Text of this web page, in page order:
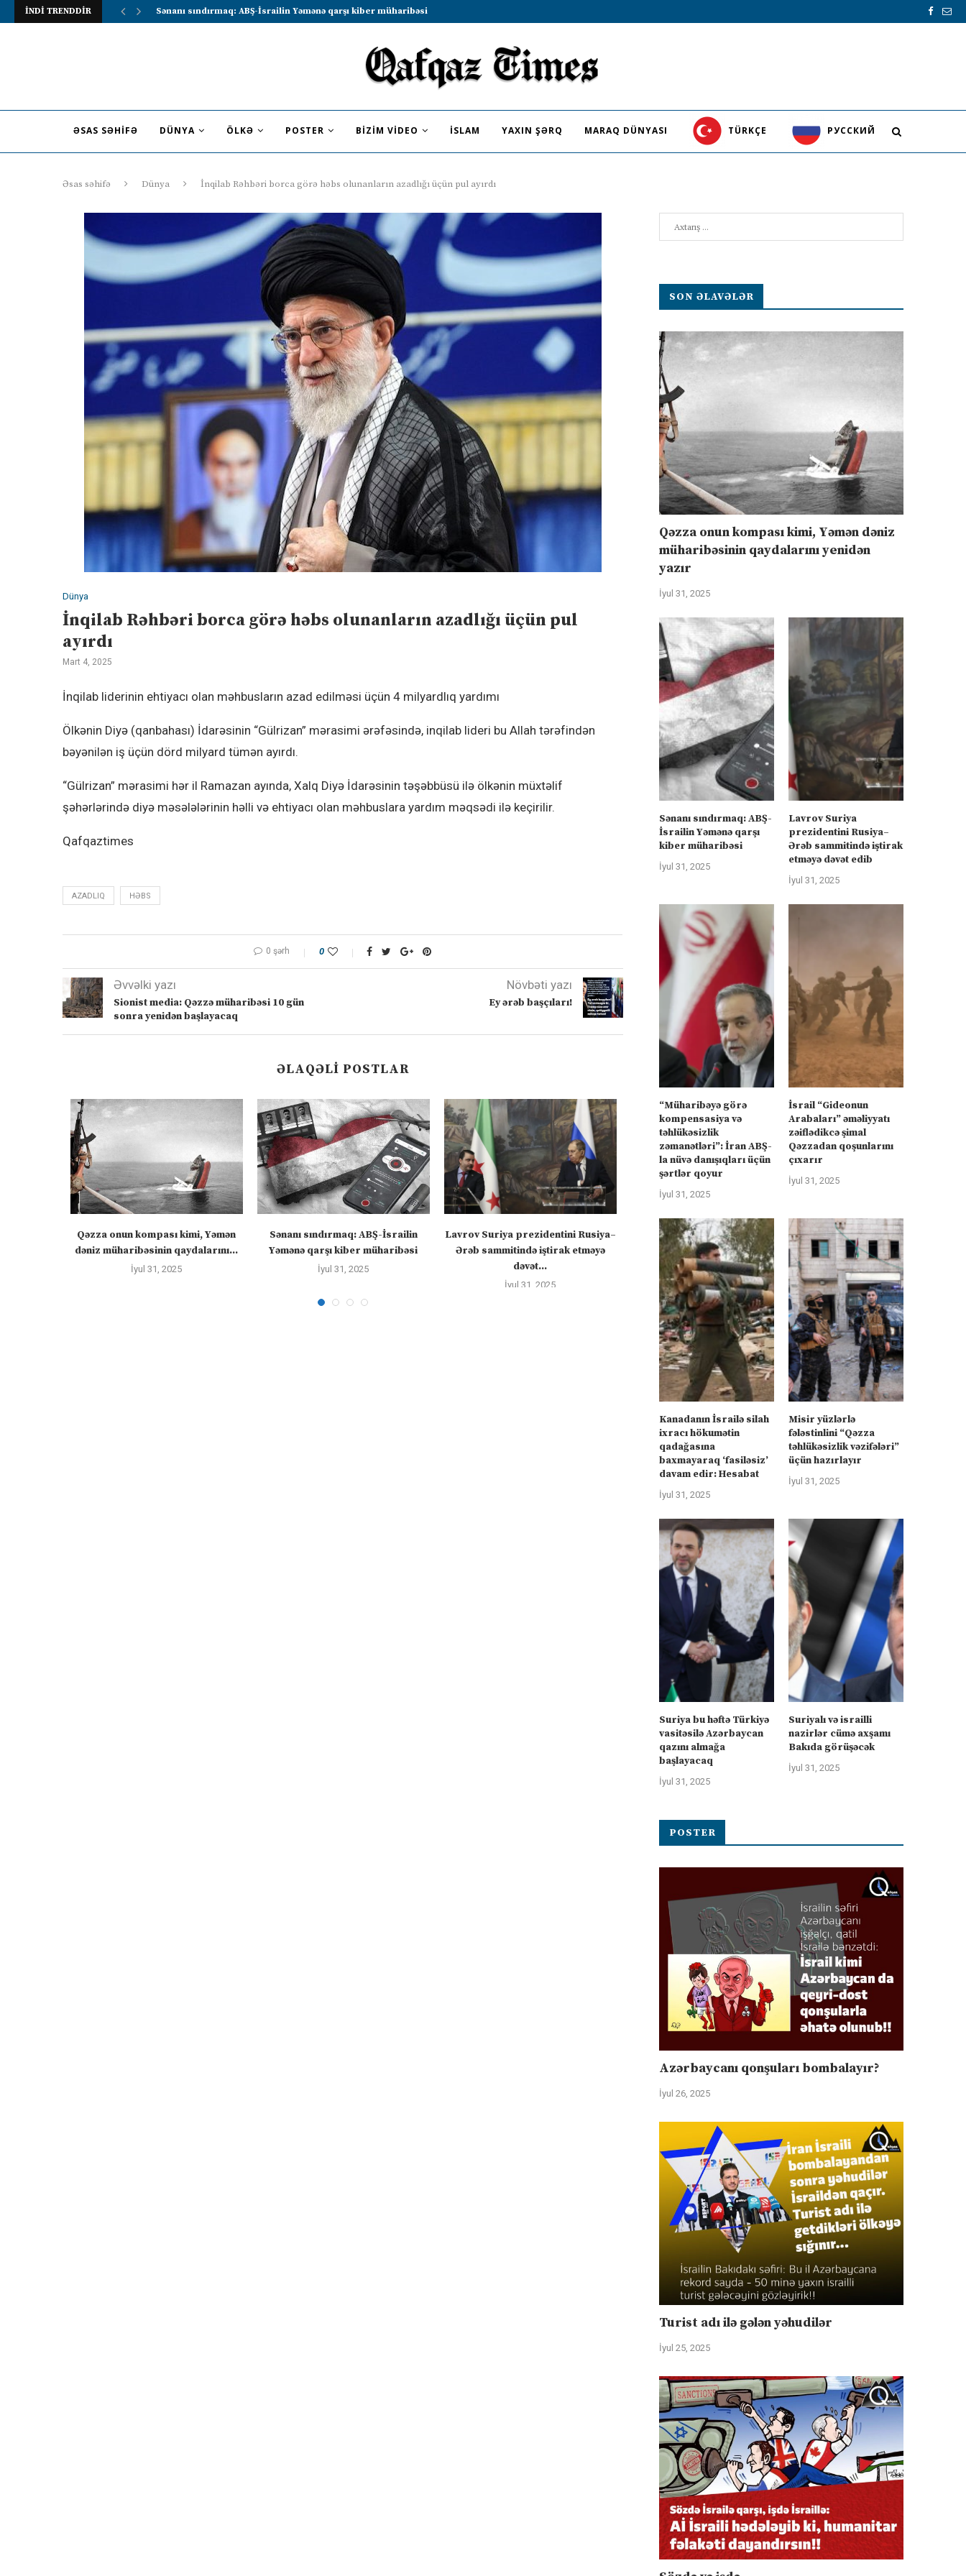
İNDİ TRENDDİR Lavrov Suriya prezidentini Rusiya–Ərəb sammitində iştirak etməyə dəvət...
ƏSAS SƏHIFƏ DÜNYA ÖLKƏ POSTER BIZIM VIDEO İSLAM YAXIN ŞƏRQ MARAQ DÜNYASI TÜRKÇE PУССКИЙ
Əsas səhifə Dünya İnqilab Rəhbəri borca görə həbs olunanların azadlığı üçün pul ayırdı
Dünya
İnqilab Rəhbəri borca görə həbs olunanların azadlığı üçün pul
ayırdı
Mart 4, 2025
İnqilab liderinin ehtiyacı olan məhbusların azad edilməsi üçün 4 milyardlıq yardımı
Ölkənin Diyə (qanbahası) İdarəsinin “Gülrizan” mərasimi ərəfəsində, inqilab lideri bu Allah tərəfindən
bəyənilən iş üçün dörd milyard tümən ayırdı.
“Gülrizan” mərasimi hər il Ramazan ayında, Xalq Diyə İdarəsinin təşəbbüsü ilə ölkənin müxtəlif
şəhərlərində diyə məsələlərinin həlli və ehtiyacı olan məhbuslara yardım məqsədi ilə keçirilir.
Qafqaztimes
AZADLIQ HƏBS
0 şərh 0
Əvvəlki yazı
Sionist media: Qəzzə müharibəsi 10 gün
sonra yenidən başlayacaq
Növbəti yazı
Ey ərəb başçıları!
ƏLAQƏLI POSTLAR
Qəzza onun kompası kimi, Yəmən
dəniz müharibəsinin qaydalarını...
İyul 31, 2025
Sənanı sındırmaq: ABŞ-İsrailin
Yəmənə qarşı kiber müharibəsi
İyul 31, 2025
Lavrov Suriya prezidentini Rusiya–
Ərəb sammitində iştirak etməyə
dəvət...
İyul 31, 2025
“Müharibəyə görə kompensasiya və
təhlükəsizlik zəmanətləri”: İran
ABŞ-la...
İyul 31, 2025
Kanadanın İsrailə silah
hökumətin qadağasına
‘fasiləsiz’...
İyul 31, 2025
SON ƏLAVƏLƏR
Qəzza onun kompası kimi, Yəmən dəniz
müharibəsinin qaydalarını yenidən
yazır
İyul 31, 2025
Sənanı sındırmaq: ABŞ-
İsrailin Yəmənə qarşı
kiber müharibəsi
İyul 31, 2025
Lavrov Suriya
prezidentini Rusiya–
Ərəb sammitində iştirak
etməyə dəvət edib
İyul 31, 2025
“Müharibəyə görə
kompensasiya və
təhlükəsizlik
zəmanətləri”: İran ABŞ-
la nüvə danışıqları üçün
şərtlər qoyur
İyul 31, 2025
İsrail “Gideonun
Arabaları” əməliyyatı
zəiflədikcə şimal
Qəzzadan qoşunlarını
çıxarır
İyul 31, 2025
Kanadanın İsrailə silah
ixracı hökumətin
qadağasına
baxmayaraq ‘fasiləsiz’
davam edir: Hesabat
İyul 31, 2025
Misir yüzlərlə
fələstinlini “Qəzza
təhlükəsizlik vəzifələri”
üçün hazırlayır
İyul 31, 2025
Suriya bu həftə Türkiyə
vasitəsilə Azərbaycan
qazını almağa
başlayacaq
İyul 31, 2025
Suriyalı və israilli
nazirlər cümə axşamı
Bakıda görüşəcək
İyul 31, 2025
POSTER
Azərbaycanı qonşuları bombalayır?
İyul 26, 2025
Turist adı ilə gələn yəhudilər
İyul 25, 2025